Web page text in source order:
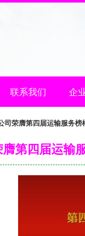
联系我们 企
司荣膺第四届运输服务
第四届运输